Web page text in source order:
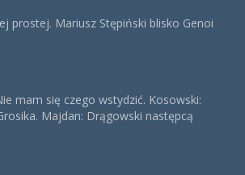
prostej. Mariusz Stępiński blisko Genoi
mam się czego wstydzić. Kosowski:
Majdan: Drągowski następcą